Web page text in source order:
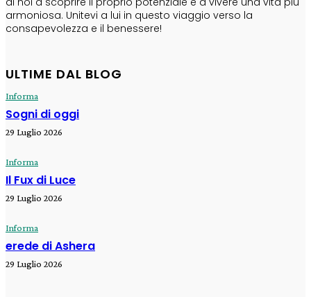
armoniosa. Unitevi a lui in questo viaggio verso la
consapevolezza e il benessere!
ULTIME DAL BLOG
Informa
Sogni di oggi
29 Luglio 2026
Informa
Il Fux di Luce
29 Luglio 2026
Informa
erede di Ashera
29 Luglio 2026